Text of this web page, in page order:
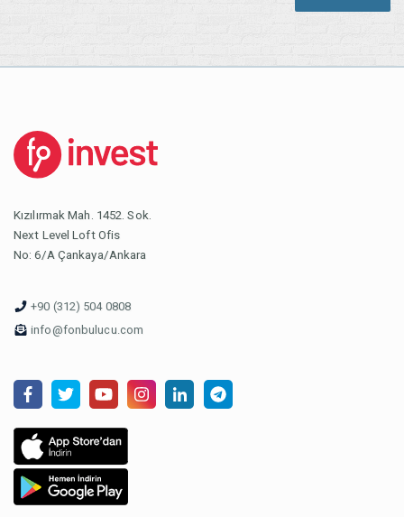
Kızılırmak Mah. 1452. Sok.
Next Level Loft Ofis
No: 6/A Çankaya/Ankara
+90 (312) 504 0808
info@fonbulucu.com